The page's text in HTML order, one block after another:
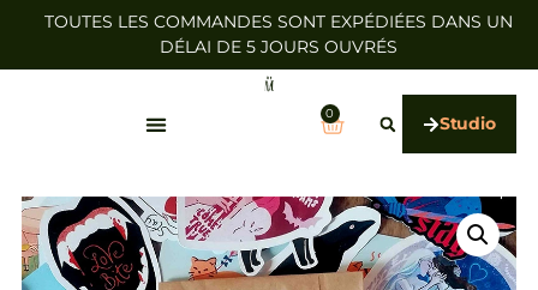
TOUTES LES COMMANDES SONT EXPÉDIÉES DANS UN
DÉLAI DE 5 JOURS OUVRÉS
0 Studio